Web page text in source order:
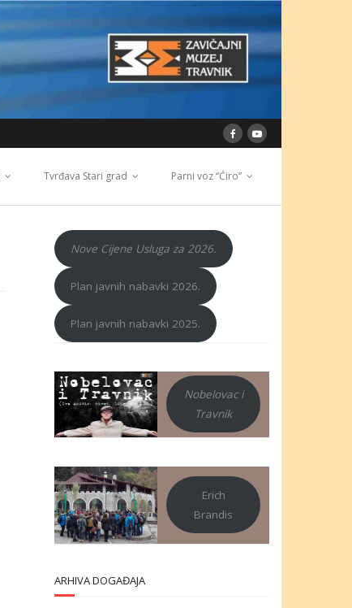
Tvrđava Stari grad Parni voz “Ćiro”
Nove Cijene Usluga za 2026.
Plan javnih nabavki 2026.
Plan javnih nabavki 2025.
Nobelovac i
Travnik
Erich
Brandis
ARHIVA DOGAĐAJA